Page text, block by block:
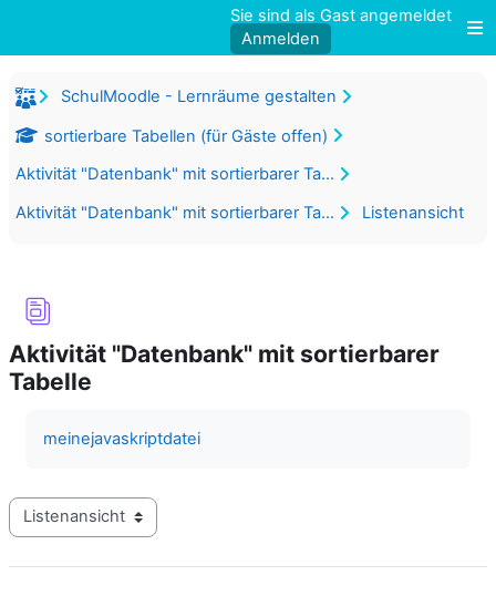
Sie sind als Gast angemeldet
Anmelden
SchulMoodle - Lernräume gestalten
sortierbare Tabellen (für Gäste offen)
Aktivität "Datenbank" mit sortierbarer Tabelle
Aktivität "Datenbank" mit sortierbarer Tabelle
Listenansicht
Aktivität "Datenbank" mit sortierbarer
Tabelle
meinejavaskriptdatei
Modus Tertiärnavigation anzeigen